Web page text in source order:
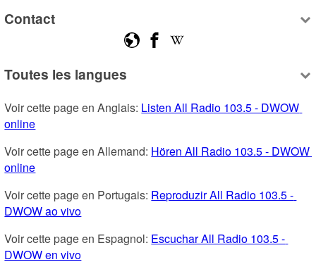
Contact
Toutes les langues
Voir cette page en Anglais: Listen All Radio 103.5 - DWOW
online
Voir cette page en Allemand: Hören All Radio 103.5 - DWOW
online
Voir cette page en Portugais: Reproduzir All Radio 103.5 -
DWOW ao vivo
Voir cette page en Espagnol: Escuchar All Radio 103.5 -
DWOW en vivo